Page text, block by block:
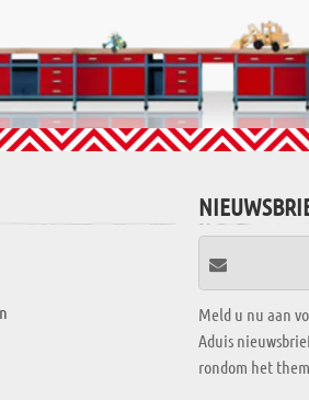
Meld u nu aan
Aduis
rondom het